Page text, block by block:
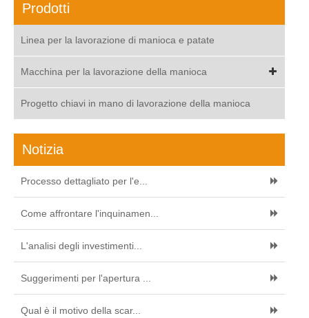
Prodotti
Linea per la lavorazione di manioca e patate
Macchina per la lavorazione della manioca
Progetto chiavi in mano di lavorazione della manioca
Notizia
Processo dettagliato per l'e...
Come affrontare l'inquinamen...
L'analisi degli investimenti...
Suggerimenti per l'apertura ...
Qual è il motivo della scar...